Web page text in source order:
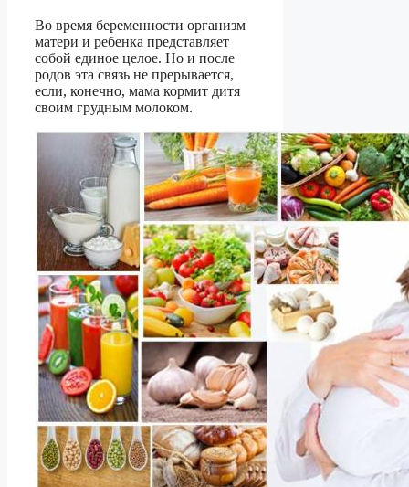
Во время беременности организм
матери и ребенка представляет
собой единое целое. Но и после
родов эта связь не прерывается,
если, конечно, мама кормит дитя
своим грудным молоком.